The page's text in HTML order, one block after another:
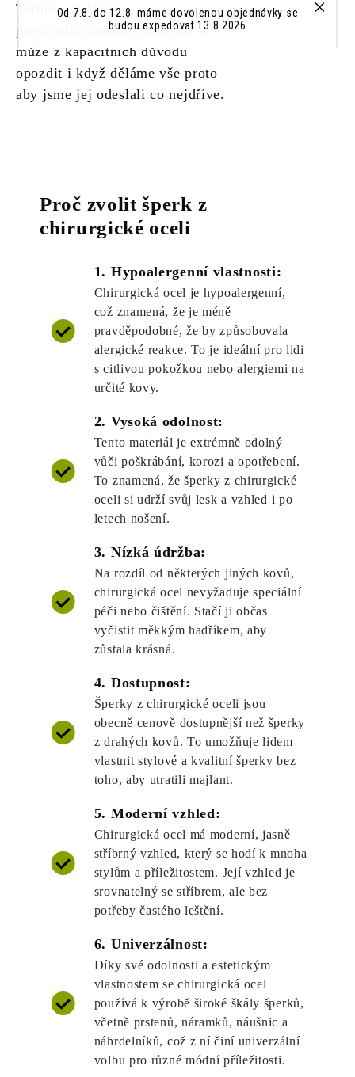
Od 7.8. do 12.8. máme dovolenou objednávky se
budou expedovat 13.8.2026
Termín odesláni
personalizovaného produktů se
může z kapacitních důvodu
opozdit i když děláme vše proto
aby jsme jej odeslali co nejdříve.
Proč zvolit šperk z
chirurgické oceli
1. Hypoalergenní vlastnosti:
Chirurgická ocel je hypoalergenní,
což znamená, že je méně
pravděpodobné, že by způsobovala
alergické reakce. To je ideální pro lidi
s citlivou pokožkou nebo alergiemi na
určité kovy.
2. Vysoká odolnost:
Tento materiál je extrémně odolný
vůči poškrábání, korozi a opotřebení.
To znamená, že šperky z chirurgické
oceli si udrží svůj lesk a vzhled i po
letech nošení.
3. Nízká údržba:
Na rozdíl od některých jiných kovů,
chirurgická ocel nevyžaduje speciální
péči nebo čištění. Stačí ji občas
vyčistit měkkým hadříkem, aby
zůstala krásná.
4. Dostupnost:
Šperky z chirurgické oceli jsou
obecně cenově dostupnější než šperky
z drahých kovů. To umožňuje lidem
vlastnit stylové a kvalitní šperky bez
toho, aby utratili majlant.
5. Moderní vzhled:
Chirurgická ocel má moderní, jasně
stříbrný vzhled, který se hodí k mnoha
stylům a příležitostem. Její vzhled je
srovnatelný se stříbrem, ale bez
potřeby častého leštění.
6. Univerzálnost:
Díky své odolnosti a estetickým
vlastnostem se chirurgická ocel
používá k výrobě široké škály šperků,
včetně prstenů, náramků, náušnic a
náhrdelníků, což z ní činí univerzální
volbu pro různé módní příležitosti.